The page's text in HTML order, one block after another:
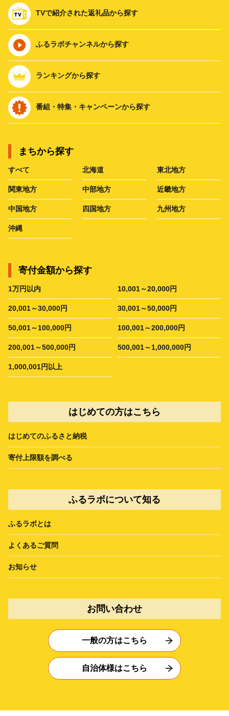
TVで紹介された返礼品から探す
ふるラボチャンネルから探す
ランキングから探す
番組・特集・キャンペーンから探す
まちから探す
すべて 北海道 東北地方
関東地方 中部地方 近畿地方
中国地方 四国地方 九州地方
沖縄
寄付金額から探す
1万円以内 10,001～20,000円
20,001～30,000円 30,001～50,000円
50,001～100,000円 100,001～200,000円
200,001～500,000円 500,001～1,000,000円
1,000,001円以上
はじめての方はこちら
はじめてのふるさと納税
寄付上限額を調べる
ふるラボについて知る
ふるラボとは
よくあるご質問
お知らせ
お問い合わせ
一般の方はこちら
自治体様はこちら